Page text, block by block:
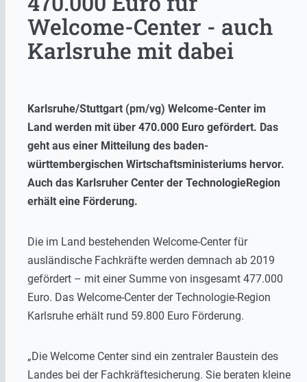
Welcome-Center - auch
Karlsruhe mit dabei
Karlsruhe/Stuttgart (pm/vg) Welcome-Center im
Land werden mit über 470.000 Euro gefördert. Das
geht aus einer Mitteilung des baden-
württembergischen Wirtschaftsministeriums hervor.
Auch das Karlsruher Center der TechnologieRegion
erhält eine Förderung.
Die im Land bestehenden Welcome-Center für
ausländische Fachkräfte werden demnach ab 2019
gefördert – mit einer Summe von insgesamt 477.000
Euro. Das Welcome-Center der Technologie-Region
Karlsruhe erhält rund 59.800 Euro Förderung.
„Die Welcome Center sind ein zentraler Baustein des
Landes bei der Fachkräftesicherung. Sie beraten kleine